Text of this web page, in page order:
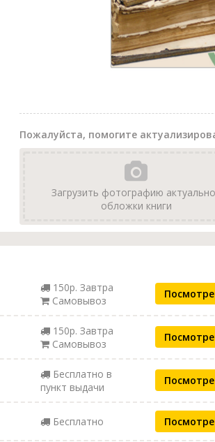
Пожалуйста, помогите
Загрузить фотографию
обложки книги
150р. Завтра
Самовывоз
150р. Завтра
Самовывоз
Бесплатно в
пункт выдачи
Бесплатно